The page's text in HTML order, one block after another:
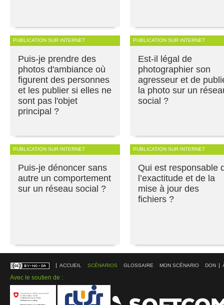
PUBLICATION SUR INTERNET
Puis-je prendre des
photos d'ambiance où
figurent des personnes
et les publier si elles ne
sont pas l'objet
principal ?
PUBLICATION SUR INTERNET
Est-il légal de
photographier son
agresseur et de
la photo sur un
social ?
PUBLICATION SUR INTERNET
Puis-je dénoncer sans
autre un comportement
sur un réseau social ?
PUBLICATION SUR INTERNET
Qui est responsable
l’exactitude et de la
mise à jour des
fichiers ?
ACCUEIL SCÉNARIOS GLOSSAIRE MON SCÉNARIO DON
Avec le soutien de :